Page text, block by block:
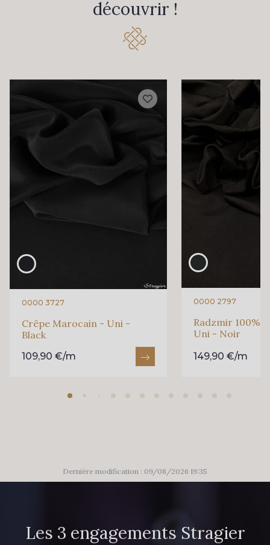
879 - Wolfberry 390 - Garnet
découvrir !
0000 3727
Crêpe Marocain - Uni -
Black
109,90 €/m
0000 2797
Radzmir 100%
Uni - Noir
149,90 €/m
Dernière modification : 09/08/2026 19:35
Les 3 engagements Stragier